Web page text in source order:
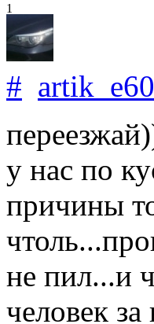
1
# artik_e60
у нас по
причины
не пил...и
человек